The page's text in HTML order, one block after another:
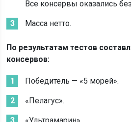
Все консервы оказались
Масса нетто.
По результатам тестов
консервов:
Победитель — «5 морей».
«Пелагус».